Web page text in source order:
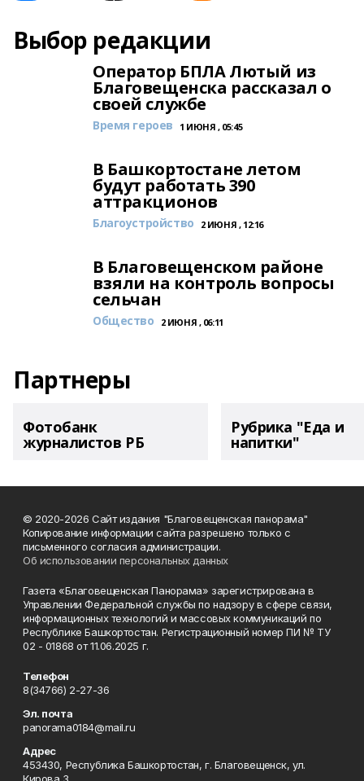
Выбор редакции
Оператор БПЛА Лютый из
Благовещенска рассказал о
своей службе
Время героев 1 ИЮНЯ , 05:45
В Башкортостане летом
будут работать 390
аттракционов
Благоустройство 2 ИЮНЯ , 12:16
В Благовещенском районе
взяли на контроль вопросы
сельчан
Общество 2 ИЮНЯ , 06:11
Партнеры
Фотобанк
журналистов РБ
Рубрика "Еда и
напитки"
© 2020-2026 Сайт издания "Благовещенская панорама"
Копирование информации сайта разрешено только с
письменного согласия администрации.
Об использовании персональных данных
Газета «Благовещенская Панорама» зарегистрирована в
Управлении Федеральной службы по надзору в сфере связи,
информационных технологий и массовых коммуникаций по
Республике Башкортостан. Регистрационный номер ПИ № ТУ
02 - 01868 от 11.06.2025 г.
Телефон
8(34766) 2-27-36
Эл. почта
panorama0184@mail.ru
Адрес
453430, Республика Башкортостан, г. Благовещенск, ул.